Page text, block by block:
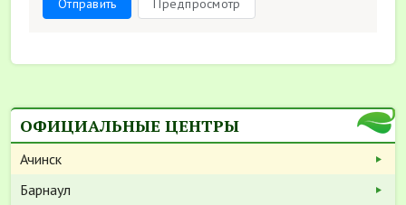
Отправить Предпросмотр
ОФИЦИАЛЬНЫЕ ЦЕНТРЫ
Ачинск
Барнаул